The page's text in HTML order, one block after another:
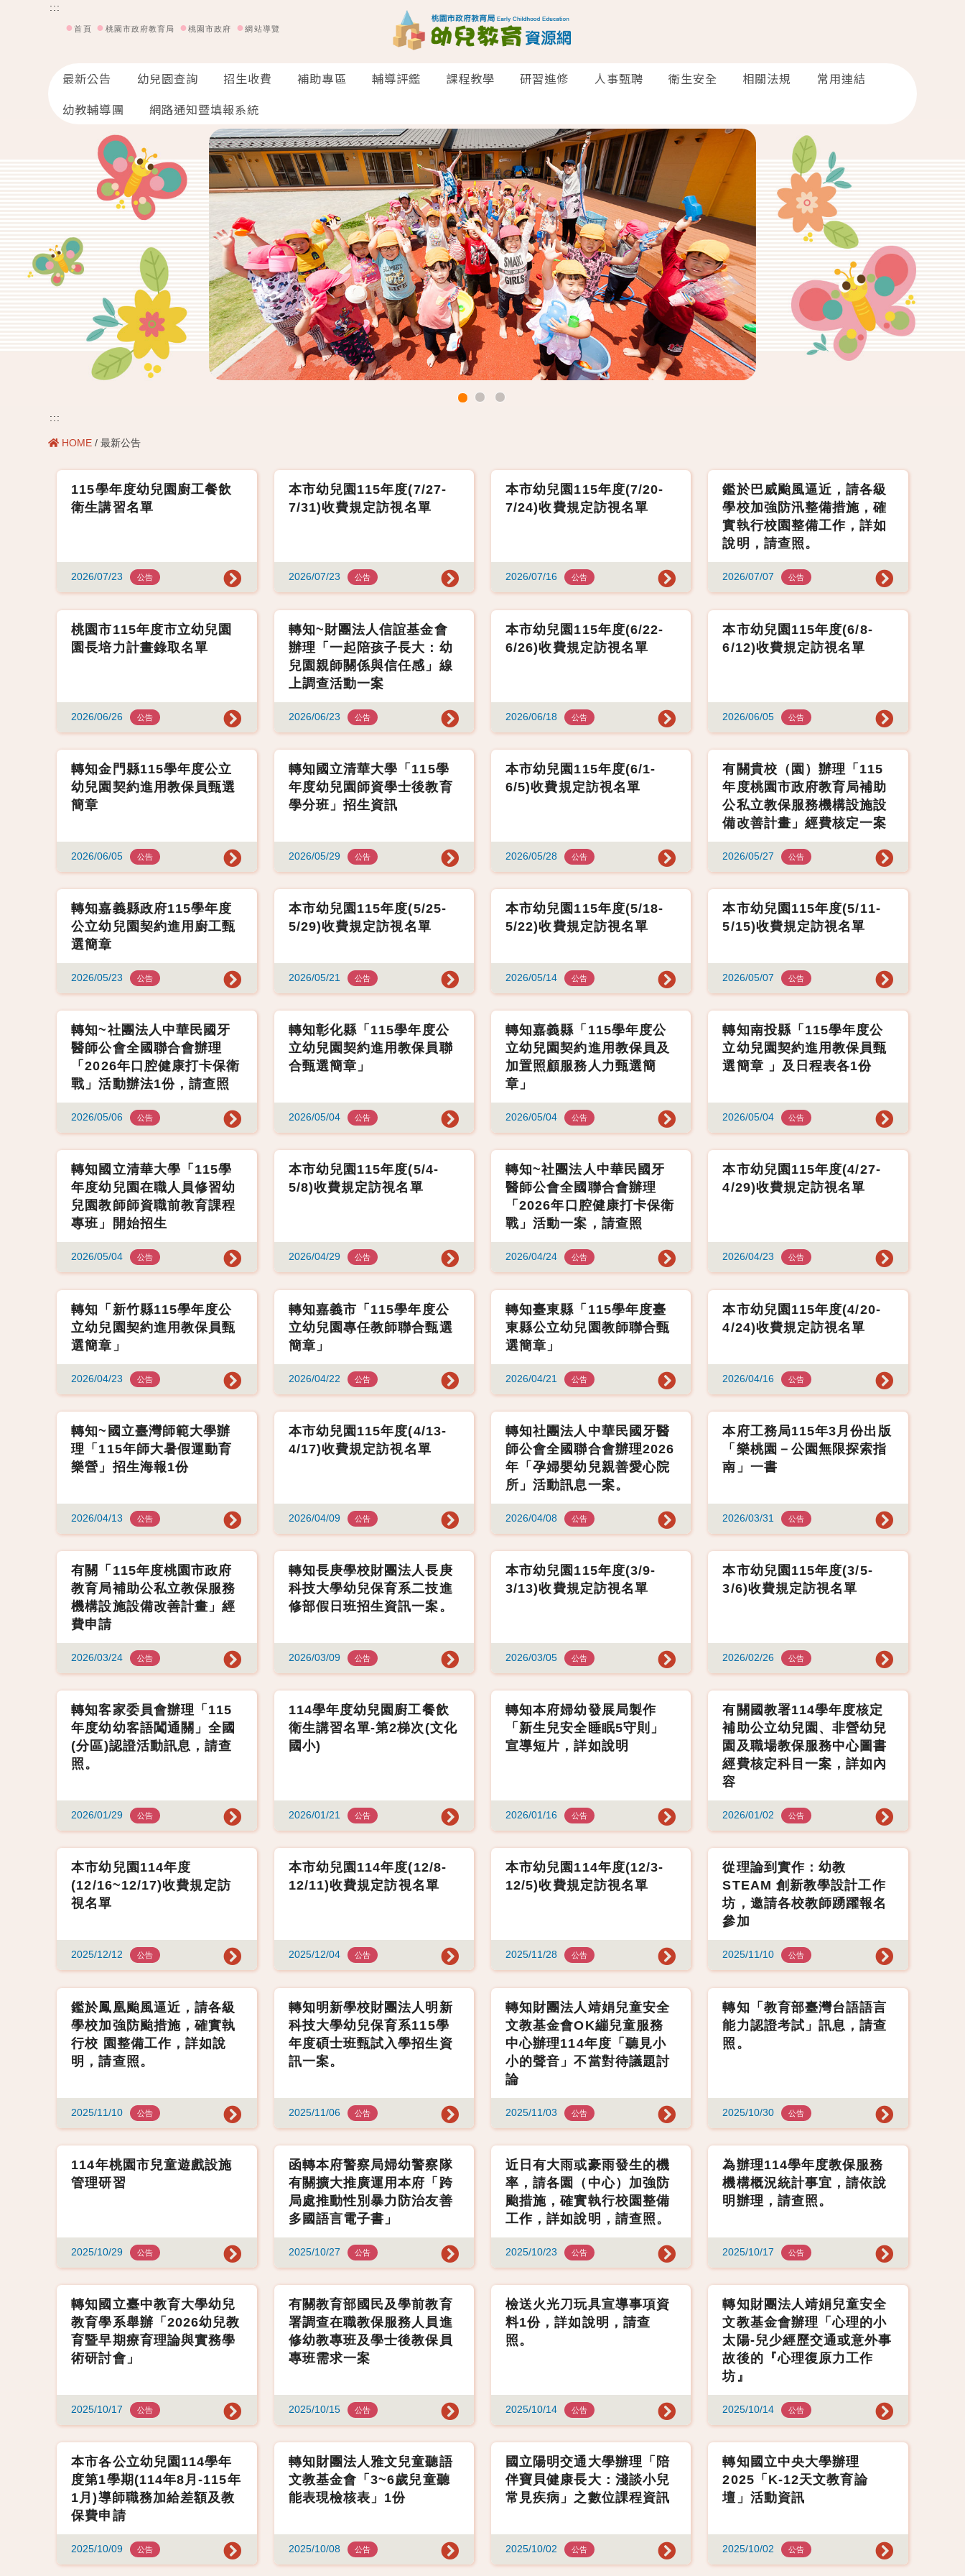
:::
●首頁 ● 桃園市政府教育局 ●桃園市政府 ●網站導覽
最新公告 幼兒園查詢 招生收費 補助專區 輔導評鑑 課程教學 研習進修 人事甄聘 衛生安全 相關法規
常用連結
幼教輔導團
網路通知暨填報系統
:::
HOME / 最新公告
115學年度幼兒園廚工餐飲
衛生講習名單
2026/07/23 公告
本市幼兒園115年度(7/27-
7/31)收費規定訪視名單
2026/07/23 公告
本市幼兒園115年度(7/20-
7/24)收費規定訪視名單
2026/07/16 公告
鑑於巴威颱風逼近，請各級
學校加強防汛整備措施，確
實執行校園整備工作，詳如
說明，請查照。
2026/07/07 公告
桃園市115年度市立幼兒園
園長培力計畫錄取名單
2026/06/26 公告
轉知~財團法人信誼基金會
辦理「一起陪孩子長大：幼
兒園親師關係與信任感」線
上調查活動一案
2026/06/23 公告
本市幼兒園115年度(6/22-
6/26)收費規定訪視名單
2026/06/18 公告
本市幼兒園115年度(6/8-
6/12)收費規定訪視名單
2026/06/05 公告
轉知金門縣115學年度公立
幼兒園契約進用教保員甄選
簡章
2026/06/05 公告
轉知國立清華大學「115學
年度幼兒園師資學士後教育
學分班」招生資訊
2026/05/29 公告
本市幼兒園115年度(6/1-
6/5)收費規定訪視名單
2026/05/28 公告
有關貴校（園）辦理「115
年度桃園市政府教育局補助
公私立教保服務機構設施設
備改善計畫」經費核定一案
2026/05/27 公告
轉知嘉義縣政府115學年度
公立幼兒園契約進用廚工甄
選簡章
2026/05/23 公告
本市幼兒園115年度(5/25-
5/29)收費規定訪視名單
2026/05/21 公告
本市幼兒園115年度(5/18-
5/22)收費規定訪視名單
2026/05/14 公告
本市幼兒園115年度(5/11-
5/15)收費規定訪視名單
2026/05/07 公告
轉知~社團法人中華民國牙
醫師公會全國聯合會辦理
「2026年口腔健康打卡保衛
戰」活動辦法1份，請查照
2026/05/06 公告
轉知彰化縣「115學年度公
立幼兒園契約進用教保員聯
合甄選簡章」
2026/05/04 公告
轉知嘉義縣「115學年度公
立幼兒園契約進用教保員及
加置照顧服務人力甄選簡
章」
2026/05/04 公告
轉知南投縣「115學年度公
立幼兒園契約進用教保員甄
選簡章 」及日程表各1份
2026/05/04 公告
轉知國立清華大學「115學
年度幼兒園在職人員修習幼
兒園教師師資職前教育課程
專班」開始招生
2026/05/04 公告
本市幼兒園115年度(5/4-
5/8)收費規定訪視名單
2026/04/29 公告
轉知~社團法人中華民國牙
醫師公會全國聯合會辦理
「2026年口腔健康打卡保衛
戰」活動一案，請查照
2026/04/24 公告
本市幼兒園115年度(4/27-
4/29)收費規定訪視名單
2026/04/23 公告
轉知「新竹縣115學年度公
立幼兒園契約進用教保員甄
選簡章」
2026/04/23 公告
轉知嘉義市「115學年度公
立幼兒園專任教師聯合甄選
簡章」
2026/04/22 公告
轉知臺東縣「115學年度臺
東縣公立幼兒園教師聯合甄
選簡章」
2026/04/21 公告
本市幼兒園115年度(4/20-
4/24)收費規定訪視名單
2026/04/16 公告
轉知~國立臺灣師範大學辦
理「115年師大暑假運動育
樂營」招生海報1份
2026/04/13 公告
本市幼兒園115年度(4/13-
4/17)收費規定訪視名單
2026/04/09 公告
轉知社團法人中華民國牙醫
師公會全國聯合會辦理2026
年「孕婦嬰幼兒親善愛心院
所」活動訊息一案。
2026/04/08 公告
本府工務局115年3月份出版
「樂桃園－公園無限探索指
南」一書
2026/03/31 公告
有關「115年度桃園市政府
教育局補助公私立教保服務
機構設施設備改善計畫」經
費申請
2026/03/24 公告
轉知長庚學校財團法人長庚
科技大學幼兒保育系二技進
修部假日班招生資訊一案。
2026/03/09 公告
本市幼兒園115年度(3/9-
3/13)收費規定訪視名單
2026/03/05 公告
本市幼兒園115年度(3/5-
3/6)收費規定訪視名單
2026/02/26 公告
轉知客家委員會辦理「115
年度幼幼客語闖通關」全國
(分區)認證活動訊息，請查
照。
2026/01/29 公告
114學年度幼兒園廚工餐飲
衛生講習名單-第2梯次(文化
國小)
2026/01/21 公告
轉知本府婦幼發展局製作
「新生兒安全睡眠5守則」
宣導短片，詳如說明
2026/01/16 公告
有關國教署114學年度核定
補助公立幼兒園、非營幼兒
園及職場教保服務中心圖書
經費核定科目一案，詳如內
容
2026/01/02 公告
本市幼兒園114年度
(12/16~12/17)收費規定訪
視名單
2025/12/12 公告
本市幼兒園114年度(12/8-
12/11)收費規定訪視名單
2025/12/04 公告
本市幼兒園114年度(12/3-
12/5)收費規定訪視名單
2025/11/28 公告
從理論到實作：幼教
STEAM 創新教學設計工作
坊，邀請各校教師踴躍報名
參加
2025/11/10 公告
鑑於鳳凰颱風逼近，請各級
學校加強防颱措施，確實執
行校 園整備工作，詳如說
明，請查照。
2025/11/10 公告
轉知明新學校財團法人明新
科技大學幼兒保育系115學
年度碩士班甄試入學招生資
訊一案。
2025/11/06 公告
轉知財團法人靖娟兒童安全
文教基金會OK繃兒童服務
中心辦理114年度「聽見小
小的聲音」不當對待議題討
論
2025/11/03 公告
轉知「教育部臺灣台語語言
能力認證考試」訊息，請查
照。
2025/10/30 公告
114年桃園市兒童遊戲設施
管理研習
2025/10/29 公告
函轉本府警察局婦幼警察隊
有關擴大推廣運用本府「跨
局處推動性別暴力防治友善
多國語言電子書」
2025/10/27 公告
近日有大雨或豪雨發生的機
率，請各園（中心）加強防
颱措施，確實執行校園整備
工作，詳如說明，請查照。
2025/10/23 公告
為辦理114學年度教保服務
機構概況統計事宜，請依說
明辦理，請查照。
2025/10/17 公告
轉知國立臺中教育大學幼兒
教育學系舉辦「2026幼兒教
育暨早期療育理論與實務學
術研討會」
2025/10/17 公告
有關教育部國民及學前教育
署調查在職教保服務人員進
修幼教專班及學士後教保員
專班需求一案
2025/10/15 公告
檢送火光刀玩具宣導事項資
料1份，詳如說明，請查
照。
2025/10/14 公告
轉知財團法人靖娟兒童安全
文教基金會辦理「心理的小
太陽-兒少經歷交通或意外事
故後的『心理復原力工作
坊』
2025/10/14 公告
本市各公立幼兒園114學年
度第1學期(114年8月-115年
1月)導師職務加給差額及教
保費申請
2025/10/09 公告
轉知財團法人雅文兒童聽語
文教基金會「3~6歲兒童聽
能表現檢核表」1份
2025/10/08 公告
國立陽明交通大學辦理「陪
伴寶貝健康長大：淺談小兒
常見疾病」之數位課程資訊
2025/10/02 公告
轉知國立中央大學辦理
2025「K-12天文教育論
壇」活動資訊
2025/10/02 公告